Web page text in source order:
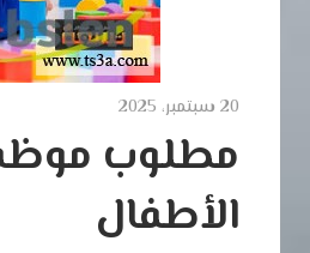
20 سبتمبر، 2025
مطلوب
الأطفال